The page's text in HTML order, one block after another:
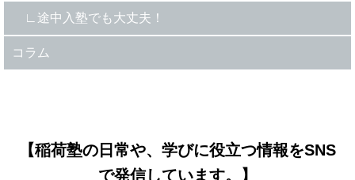
途中入塾でも大丈夫！
コラム
【稲荷塾の日常や、学びに役立つ情報をSNS
で発信しています。】